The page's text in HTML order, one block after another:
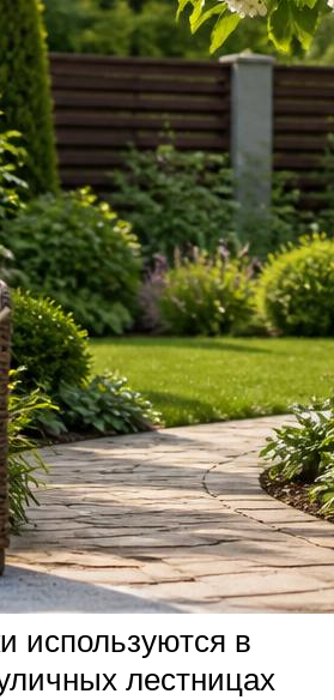
используются в
лестницах